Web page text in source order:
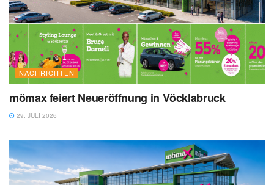
NACHRICHTEN
mömax feiert Neueröffnung in Vöcklabruck
29. JULI 2026